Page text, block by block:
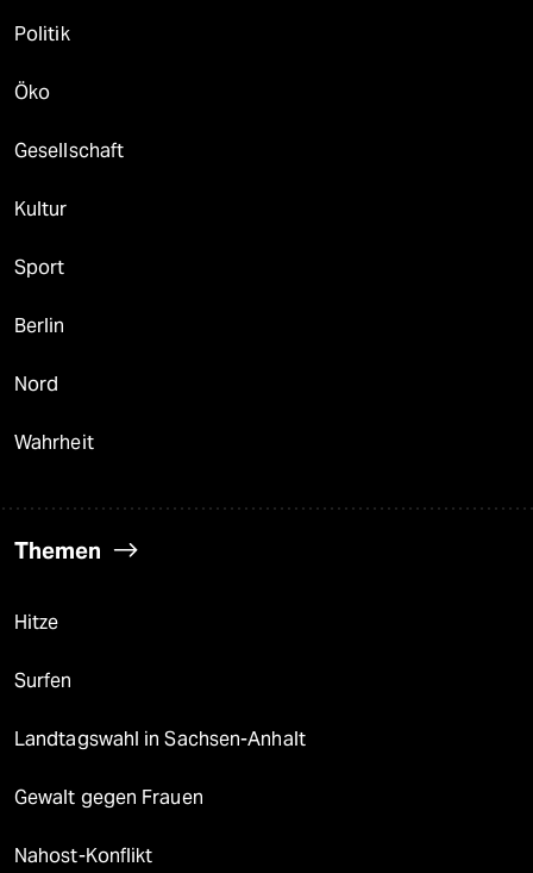
Politik
Öko
Gesellschaft
Kultur
Sport
Berlin
Nord
Wahrheit
Themen
Hitze
Surfen
Landtagswahl in Sachsen-Anhalt
Gewalt gegen Frauen
Nahost-Konflikt